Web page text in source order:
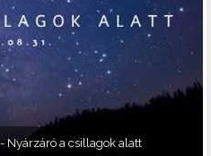
Nyárzáró a csillagok alatt